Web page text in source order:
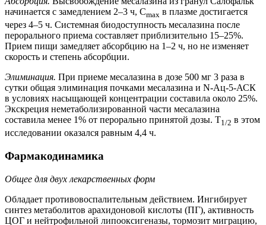
начинается с замедлением 2–3 ч, Cmax в плазме достигается
через 4–5 ч. Системная биодоступность месалазина после
перорального приема составляет приблизительно 15–25%.
Прием пищи замедляет абсорбцию на 1–2 ч, но не изменяет
скорость и степень абсорбции.
Элиминация. При приеме месалазина в дозе 500 мг 3 раза в
сутки общая элиминация почками месалазина и N-Ац-5-АСК
в условиях насыщающей концентрации составила около 25%.
Экскреция неметаболизированной части месалазина
составила менее 1% от перорально принятой дозы. T1/2 в этом
исследовании оказался равным 4,4 ч.
Фармакодинамика
Общее для двух лекарственных форм
Обладает противовоспалительным действием. Ингибирует
синтез метаболитов арахидоновой кислоты (ПГ), активность
ЦОГ и нейтрофильной липооксигеназы, тормозит миграцию,